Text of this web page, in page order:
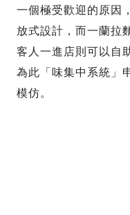
一個極受歡迎的原因
放式設計，而一蘭拉
客人一進店則可以自
為此「味集中系統」
模仿。